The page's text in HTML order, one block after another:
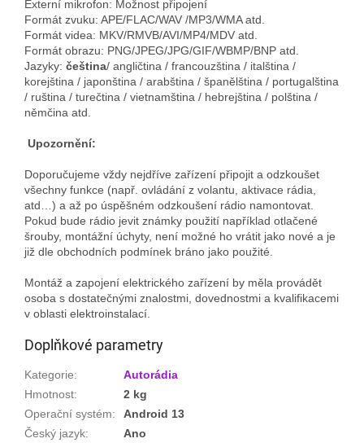
Externí mikrofon: Možnost připojení
Formát zvuku: APE/FLAC/WAV /MP3/WMA atd.
Formát videa: MKV/RMVB/AVI/MP4/MDV atd.
Formát obrazu: PNG/JPEG/JPG/GIF/WBMP/BNP atd.
Jazyky: čeština/ angličtina / francouzština / italština /
korejština / japonština / arabština / španělština / portugalština
/ ruština / turečtina / vietnamština / hebrejština / polština /
němčina atd.
Upozornění:
Doporučujeme vždy nejdříve zařízení připojit a odzkoušet
všechny funkce (např. ovládání z volantu, aktivace rádia,
atd…) a až po úspěšném odzkoušení rádio namontovat.
Pokud bude rádio jevit známky použití například otlačené
šrouby, montážní úchyty, není možné ho vrátit jako nové a je
již dle obchodních podmínek bráno jako použité.
Montáž a zapojení elektrického zařízení by měla provádět
osoba s dostatečnými znalostmi, dovednostmi a kvalifikacemi
v oblasti elektroinstalací.
Doplňkové parametry
Kategorie:
Autorádia
Hmotnost:
2 kg
Operační systém:
Android 13
Český jazyk: Ano